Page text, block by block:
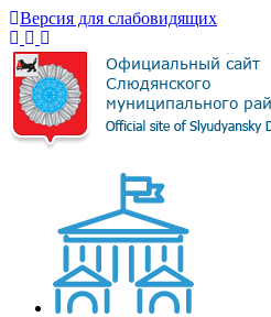
Версия для слабовидящих